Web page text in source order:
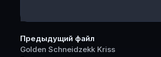
Предыдущий файл
Golden Schneidzekk Kriss